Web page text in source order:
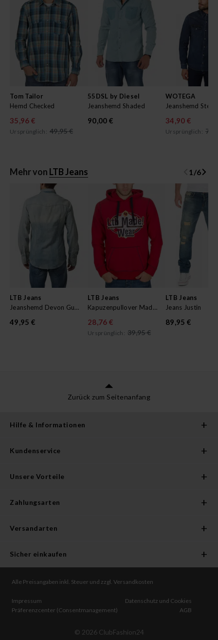
Tom Tailor
Hemd Checked
35,96 €
Ursprünglich: 49,95 €
55DSL by Diesel
Jeanshemd Shaded
90,00 €
WOTEGA
Jeanshemd
34,90 €
Ursprünglich:
Mehr von LTB Jeans 1 /6
LTB Jeans
Jeanshemd Devon Guido
49,95 €
LTB Jeans
Kapuzenpullover Madwear
28,76 €
Ursprünglich: 39,95 €
LTB Jeans
Jeans Justin
89,95 €
Zurück zum Seitenanfang
Hilfe & Informationen
Kundenservice
Unsere Vorteile
Zahlungsarten
Versandarten
Sicher einkaufen
Alle Preisangaben inkl. Steuer und zzgl. Versandkosten
Impressum
Datenschutz und Cookies
Präferenzcenter (Consentmanagement)
AGB
© 2026ClubFashion24